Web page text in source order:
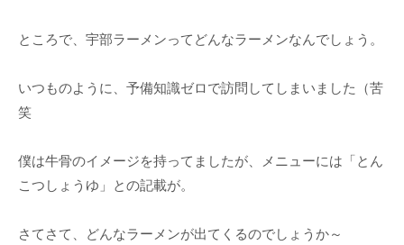
ところで、宇部ラーメンってどんなラーメンなんでしょう。
いつものように、予備知識ゼロで訪問してしまいました（苦
笑
僕は牛骨のイメージを持ってましたが、メニューには「とん
こつしょうゆ」との記載が。
さてさて、どんなラーメンが出てくるのでしょうか～